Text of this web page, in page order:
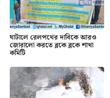
ঘাটালে রেলপথের দাবিকে আরও
জোরালো করতে ব্লকে ব্লকে শাখা
কমিটি